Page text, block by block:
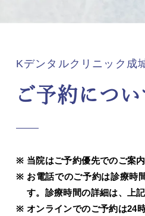
Kデンタルクリニック成
ご予約につい
当院はご予約優先でのご案内
お電話でのご予約は診療時
す。診療時間の詳細は、上
オンラインでのご予約は24